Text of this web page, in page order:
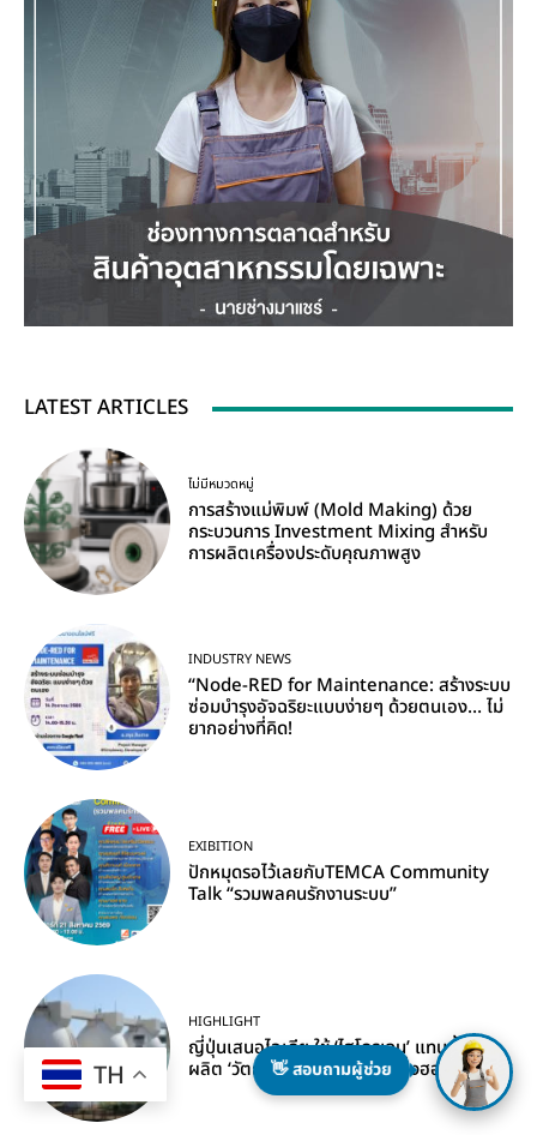
LATEST ARTICLES
ไม่มีหมวดหมู่
การสร้างแม่พิมพ์ (Mold Making) ด้วย
กระบวนการ Investment Mixing สำหรับ
การผลิตเครื่องประดับคุณภาพสูง
INDUSTRY NEWS
“Node-RED for Maintenance: สร้างระบบ
ซ่อมบำรุงอัจฉริยะแบบง่ายๆ ด้วยตนเอง… ไม่
ยากอย่างที่คิด!
EXIBITION
ปักหมุดรอไว้เลยกับTEMCA Community
Talk “รวมพลคนรักงานระบบ”
HIGHLIGHT
ญี่ปุ่นเสนอไอเดีย ใช้ ‘ไฮโดรเจน’ แทนน้ำมัน
ผลิต ‘วัตถุดิบทำพลาสติก’ ลดพึ่งฮอร์มุซ
TH 👋 สอบถามผู้ช่วย